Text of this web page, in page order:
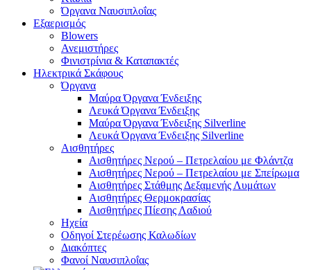
Όργανα Ναυσιπλοΐας
Εξαερισμός
Blowers
Ανεμιστήρες
Φινιστρίνια & Καταπακτές
Ηλεκτρικά Σκάφους
Όργανα
Μαύρα Όργανα Ένδειξης
Λευκά Όργανα Ένδειξης
Μαύρα Όργανα Ένδειξης Silverline
Λευκά Όργανα Ένδειξης Silverline
Αισθητήρες
Αισθητήρες Νερού – Πετρελαίου με Φλάντζα
Αισθητήρες Νερού – Πετρελαίου με Σπείρωμα
Αισθητήρες Στάθμης Δεξαμενής Λυμάτων
Αισθητήρες Θερμοκρασίας
Αισθητήρες Πίεσης Λαδιού
Ηχεία
Οδηγοί Στερέωσης Καλωδίων
Διακόπτες
Φανοί Ναυσιπλοΐας